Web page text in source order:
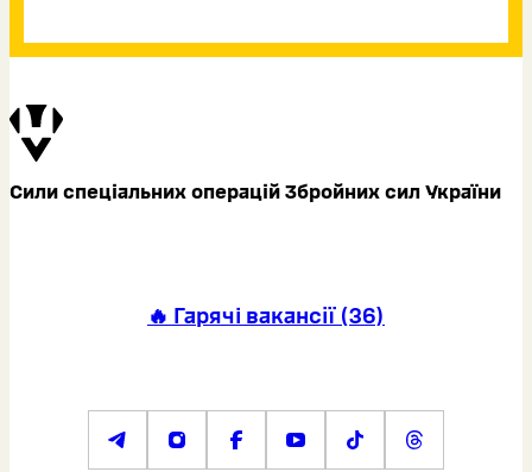
Сили спеціальних операцій Збройних сил України
🔥 Гарячі вакансії(36)